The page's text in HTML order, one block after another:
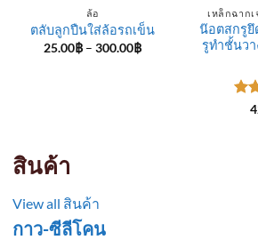
ล้อ
ตลับลูกปืนใส่ล้อรถเข็น
25.00฿ – 300.00฿Price
เหล็กฉาก
น๊อตสกรูยึ
รูทำชั้นว
ให้
สินค้า
View all สินค้า
กาว-ซีลีโคน